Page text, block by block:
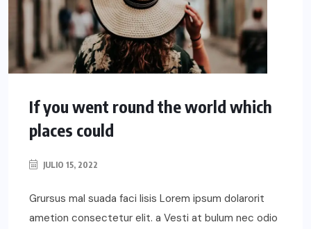
If you went round the world which
places could
JULIO 15, 2022
Grursus mal suada faci lisis Lorem ipsum dolarorit
ametion consectetur elit. a Vesti at bulum nec odio